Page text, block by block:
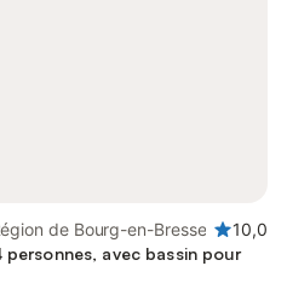
de Bourg-en-Bresse
10,0
avec bassin pour